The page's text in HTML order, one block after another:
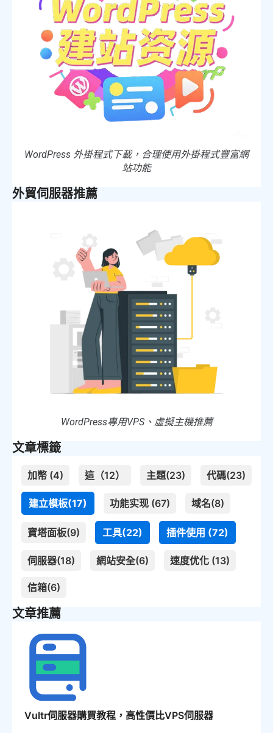
WordPress 外掛程式下載，合理使用外掛程式豐富網
站功能
外貿伺服器推薦
WordPress專用VPS、虛擬主機推薦
文章標籤
加幣 (4) 這（12） 主題(23) 代碼(23)
建立模板(17) 功能实现 (67) 域名(8)
寶塔面板(9) 工具(22) 插件使用 (72)
伺服器(18) 網站安全(6) 速度优化 (13)
信箱(6)
文章推薦
Vultr伺服器購買教程，高性價比VPS伺服器